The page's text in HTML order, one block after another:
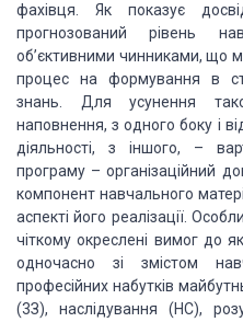
фахівця. Як показує
прогнозований рівень
об’єктивними чинниками, що
процес на формування в
знань. Для усунення
наповнення, з одного боку і
діяльності, з іншого, –
програму – організаційний
компонент навчального
аспекті його реалізації.
чіткому окреслені вимог до
одночасно зі змістом
професійних набутків
(3З), наслідування (НС),